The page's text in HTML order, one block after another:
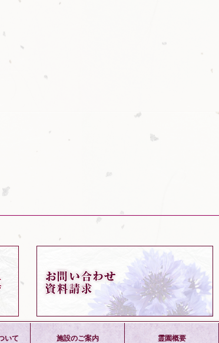
いて 施設のご案内 霊園概要